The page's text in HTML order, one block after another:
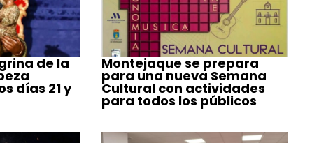
de la
días 21 y
Montejaque se prepara
para una nueva Semana
Cultural con actividades
para todos los públicos